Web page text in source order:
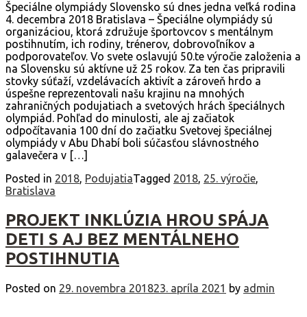
Špeciálne olympiády Slovensko sú dnes jedna veľká rodina
4. decembra 2018 Bratislava – Špeciálne olympiády sú
organizáciou, ktorá združuje športovcov s mentálnym
postihnutím, ich rodiny, trénerov, dobrovoľníkov a
podporovateľov. Vo svete oslavujú 50.te výročie založenia a
na Slovensku sú aktívne už 25 rokov. Za ten čas pripravili
stovky súťaží, vzdelávacích aktivít a zároveň hrdo a
úspešne reprezentovali našu krajinu na mnohých
zahraničných podujatiach a svetových hrách špeciálnych
olympiád. Pohľad do minulosti, ale aj začiatok
odpočítavania 100 dní do začiatku Svetovej špeciálnej
olympiády v Abu Dhabí boli súčasťou slávnostného
galavečera v […]
Posted in 2018, PodujatiaTagged 2018, 25. výročie,
Bratislava
PROJEKT INKLÚZIA HROU SPÁJA
DETI S AJ BEZ MENTÁLNEHO
POSTIHNUTIA
Posted on 29. novembra 201823. apríla 2021 by admin